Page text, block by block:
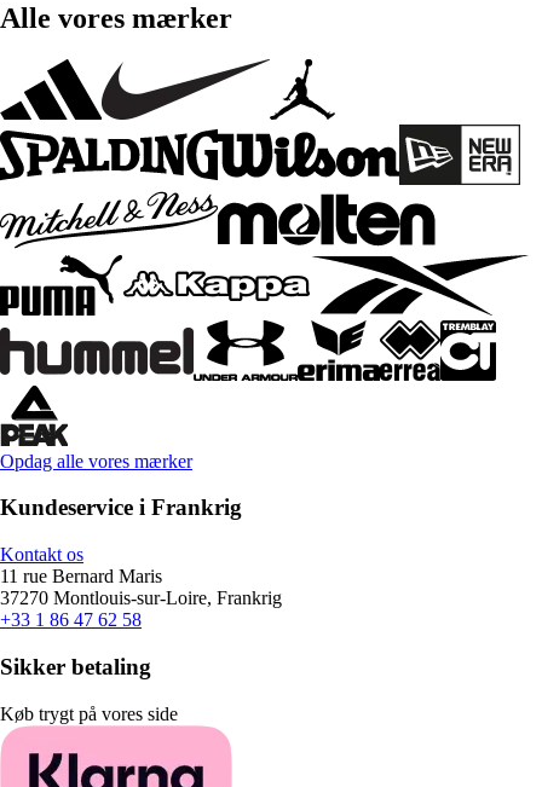
Alle vores mærker
Opdag alle vores mærker
Kundeservice i Frankrig
Kontakt os
11 rue Bernard Maris
37270 Montlouis-sur-Loire, Frankrig
+33 1 86 47 62 58
Sikker betaling
Køb trygt på vores side